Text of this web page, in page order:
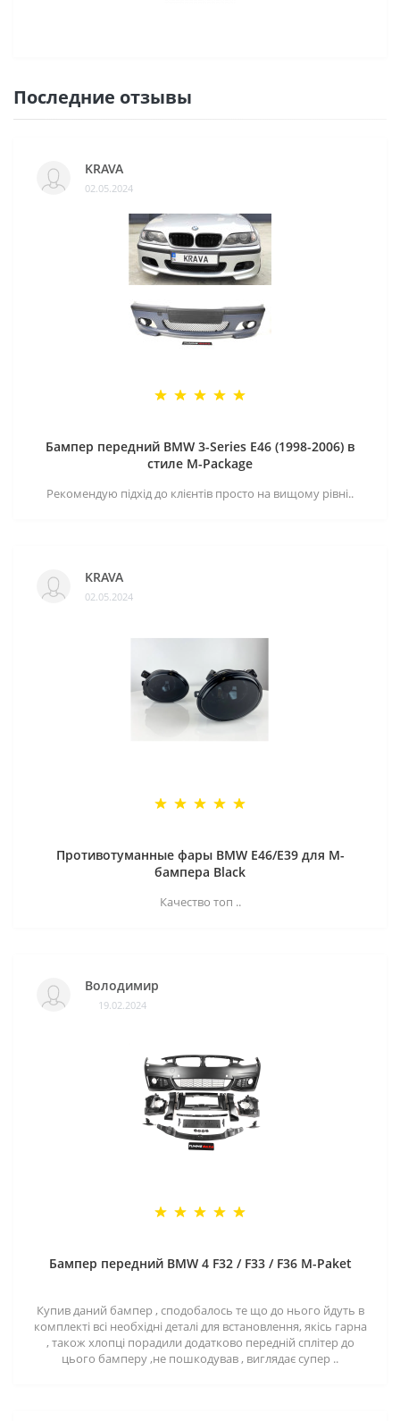
Последние отзывы
KRAVA
02.05.2024
Бампер передний BMW 3-Series E46 (1998-2006) в
стиле M-Package
Рекомендую підхід до клієнтів просто на вищому рівні..
KRAVA
02.05.2024
Противотуманные фары BMW E46/E39 для M-
бампера Black
Качество топ ..
Володимир
19.02.2024
Бампер передний BMW 4 F32 / F33 / F36 M-Paket
Купив даний бампер , сподобалось те що до нього йдуть в
комплекті всі необхідні деталі для встановлення, якісь гарна
, також хлопці порадили додатково передній сплітер до
цього бамперу ,не пошкодував , виглядає супер ..